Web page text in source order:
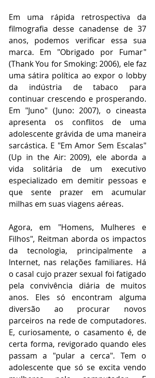
Em uma rápida retrospectiva da
filmografia desse canadense de 37
anos, podemos verificar essa sua
marca. Em "Obrigado por Fumar"
(Thank You for Smoking: 2006), ele faz
uma sátira política ao expor o lobby
da indústria de tabaco para
continuar crescendo e prosperando.
Em "Juno" (Juno: 2007), o cineasta
apresenta os conflitos de uma
adolescente grávida de uma maneira
sarcástica. E "Em Amor Sem Escalas"
(Up in the Air: 2009), ele aborda a
vida solitária de um executivo
especializado em demitir pessoas e
que sente prazer em acumular
milhas em suas viagens aéreas.
Agora, em "Homens, Mulheres e
Filhos", Reitman aborda os impactos
da tecnologia, principalmente a
Internet, nas relações familiares. Há
o casal cujo prazer sexual foi fatigado
pela convivência diária de muitos
anos. Eles só encontram alguma
diversão ao procurar novos
parceiros na rede de computadores.
E, curiosamente, o casamento é, de
certa forma, revigorado quando eles
passam a "pular a cerca". Tem o
adolescente que só se excita vendo